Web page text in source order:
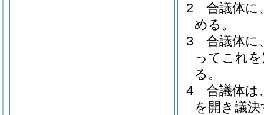
2
合議体に
める。
3
合議体に
ってこれ
る。
4
合議体は
を開き議